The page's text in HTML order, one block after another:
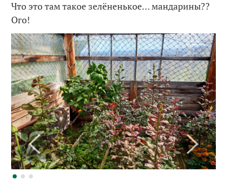
Что это там такое зелёненькое… мандарины??
Ого!